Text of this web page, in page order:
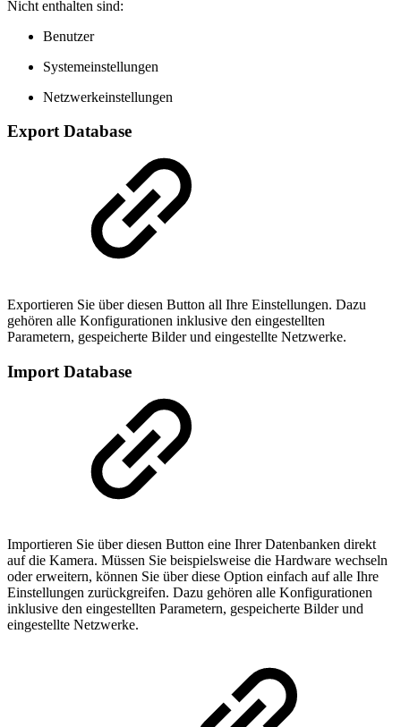
Nicht enthalten sind:
Benutzer
Systemeinstellungen
Netzwerkeinstellungen
Export Database
Exportieren Sie über diesen Button all Ihre Einstellungen. Dazu
gehören alle Konfigurationen inklusive den eingestellten
Parametern, gespeicherte Bilder und eingestellte Netzwerke.
Import Database
Importieren Sie über diesen Button eine Ihrer Datenbanken direkt
auf die Kamera. Müssen Sie beispielsweise die Hardware wechseln
oder erweitern, können Sie über diese Option einfach auf alle Ihre
Einstellungen zurückgreifen. Dazu gehören alle Konfigurationen
inklusive den eingestellten Parametern, gespeicherte Bilder und
eingestellte Netzwerke.